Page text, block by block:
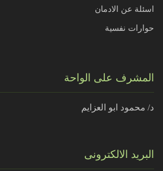
اسئلة عن الادمان
حوارات نفسية
المشرف على الواحة
د/ محمود ابو العزايم
البريد الالكترونى